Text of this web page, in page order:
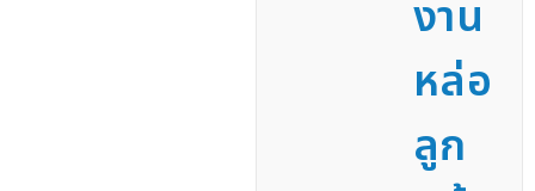
งาน
หล่อ
ลูก